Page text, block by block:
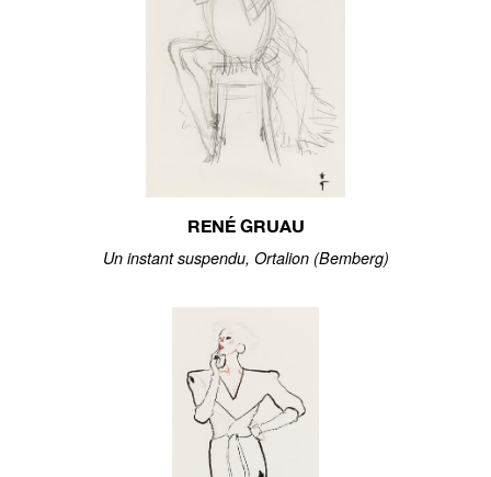
RENÉ GRUAU
Un instant suspendu, Ortalion (Bemberg)